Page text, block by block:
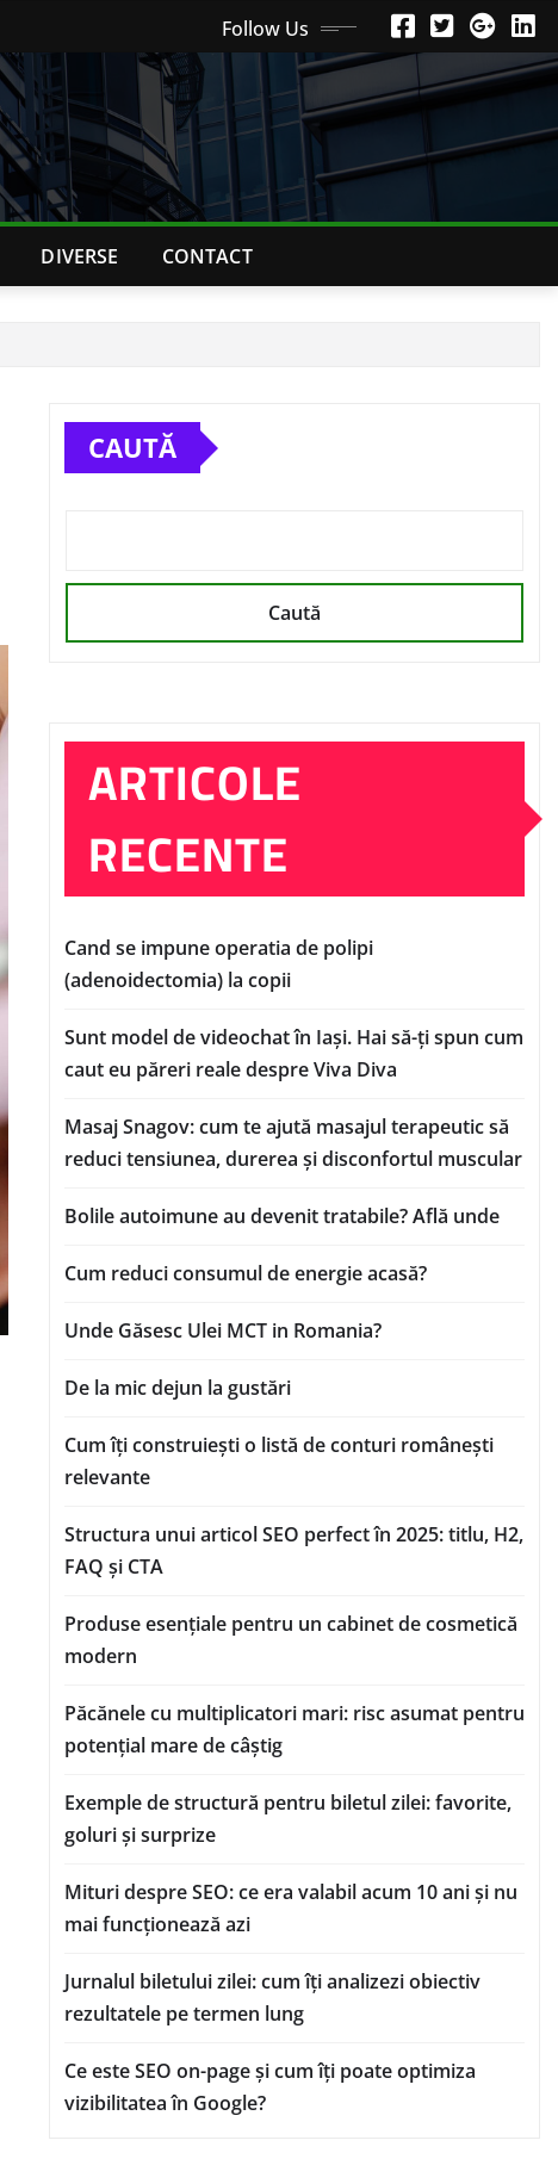
Follow Us
DIVERSE CONTACT
CAUTĂ
Caută
ARTICOLE
RECENTE
Cand se impune operatia de polipi
(adenoidectomia) la copii
Sunt model de videochat în Iași. Hai să-ți spun cum
caut eu păreri reale despre Viva Diva
Masaj Snagov: cum te ajută masajul terapeutic să
reduci tensiunea, durerea și disconfortul muscular
Bolile autoimune au devenit tratabile? Află unde
Cum reduci consumul de energie acasă?
Unde Găsesc Ulei MCT in Romania?
De la mic dejun la gustări
Cum îți construiești o listă de conturi românești
relevante
Structura unui articol SEO perfect în 2025: titlu, H2,
FAQ și CTA
Produse esențiale pentru un cabinet de cosmetică
modern
Păcănele cu multiplicatori mari: risc asumat pentru
potențial mare de câștig
Exemple de structură pentru biletul zilei: favorite,
goluri și surprize
Mituri despre SEO: ce era valabil acum 10 ani și nu
mai funcționează azi
Jurnalul biletului zilei: cum îți analizezi obiectiv
rezultatele pe termen lung
Ce este SEO on-page și cum îți poate optimiza
vizibilitatea în Google?